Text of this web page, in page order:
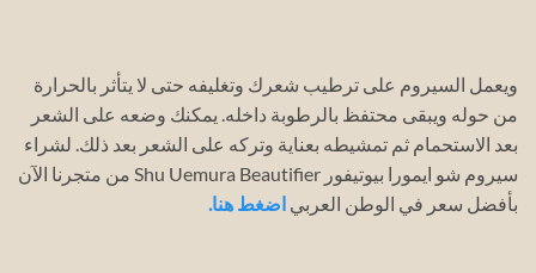
ويعمل السيروم على ترطيب شعرك وتغليفه حتى لا يتأثر بالحرارة
من حوله ويبقى محتفظ بالرطوبة داخله. يمكنك وضعه على الشعر
بعد الاستحمام ثم تمشيطه بعناية وتركه على الشعر بعد ذلك. لشراء
سيروم شو ايمورا بيوتيفور Shu Uemura Beautifier من متجرنا الآن
بأفضل سعر في الوطن العربي اضغط هنا.